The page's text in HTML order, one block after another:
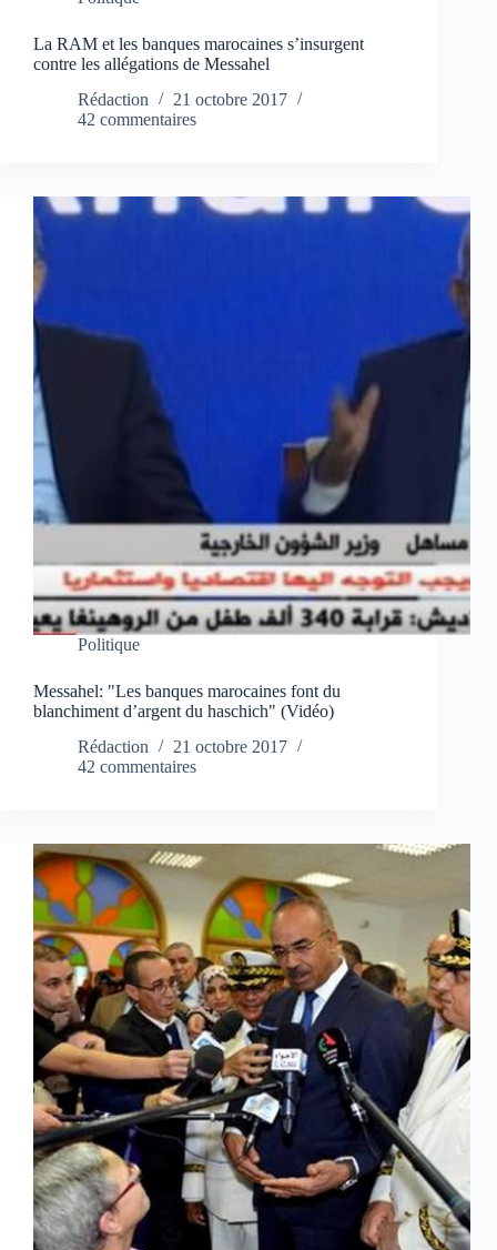
La RAM et les banques marocaines s’insurgent
contre les allégations de Messahel
Rédaction
21 octobre 2017
42 commentaires
Politique
Messahel: "Les banques marocaines font du
blanchiment d’argent du haschich" (Vidéo)
Rédaction
21 octobre 2017
42 commentaires